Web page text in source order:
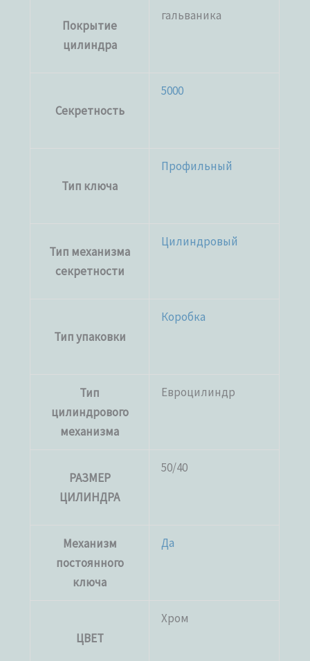
Покрытие
цилиндра
гальваника
Секретность
5000
Тип ключа
Профильный
Тип механизма
секретности
Цилиндровый
Тип упаковки
Коробка
Тип
цилиндрового
механизма
Евроцилиндр
РАЗМЕР
ЦИЛИНДРА
50/40
Механизм
постоянного
ключа
Да
ЦВЕТ
Хром